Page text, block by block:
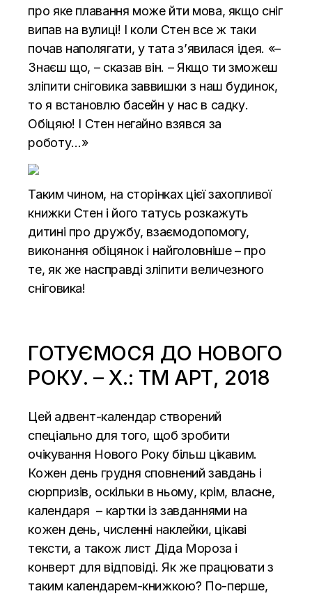
про яке плавання може йти мова, якщо сніг
випав на вулиці! І коли Стен все ж таки
почав наполягати, у тата з’явилася ідея. «–
Знаєш що, – сказав він. – Якщо ти зможеш
зліпити сніговика заввишки з наш будинок,
то я встановлю басейн у нас в садку.
Обіцяю! І Стен негайно взявся за
роботу…»
Таким чином, на сторінках цієї захопливої
книжки Стен і його татусь розкажуть
дитині про дружбу, взаємодопомогу,
виконання обіцянок і найголовніше – про
те, як же насправді зліпити величезного
сніговика!
ГОТУЄМОСЯ ДО НОВОГО
РОКУ. – Х.: ТМ АРТ, 2018
Цей адвент-календар створений
спеціально для того, щоб зробити
очікування Нового Року більш цікавим.
Кожен день грудня сповнений завдань і
сюрпризів, оскільки в ньому, крім, власне,
календаря – картки із завданнями на
кожен день, численні наклейки, цікаві
тексти, а також лист Діда Мороза і
конверт для відповіді. Як же працювати з
таким календарем-книжкою? По-перше,